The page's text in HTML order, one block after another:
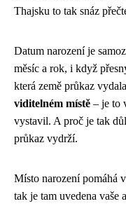
Thajsku to tak snáz
Datum narození je
měsíc a rok, i když
která země průkaz
viditelném místě – je to
vystavil. A proč je tak
průkaz vydrží.
Místo narození pomáhá
tak je tam uvedena vaše